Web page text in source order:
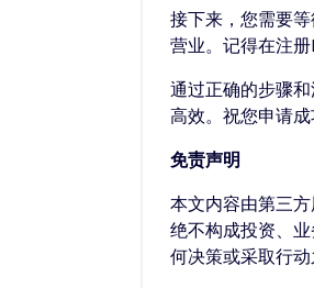
接下来，您需要
营业。记得在注
通过正确的步骤
高效。祝您申请成
免责声明
本文内容由第三
绝不构成投资、
何决策或采取行